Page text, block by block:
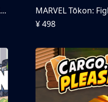
MARVEL Tōkon: Fighting Souls
¥ 498